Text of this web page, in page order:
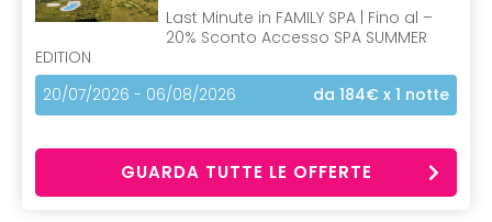
Last Minute in FAMILY SPA | Fino al –
20% Sconto Accesso SPA SUMMER
EDITION
20/07/2026 - 06/08/2026
da 184€ x 1 notte
GUARDA TUTTE LE OFFERTE